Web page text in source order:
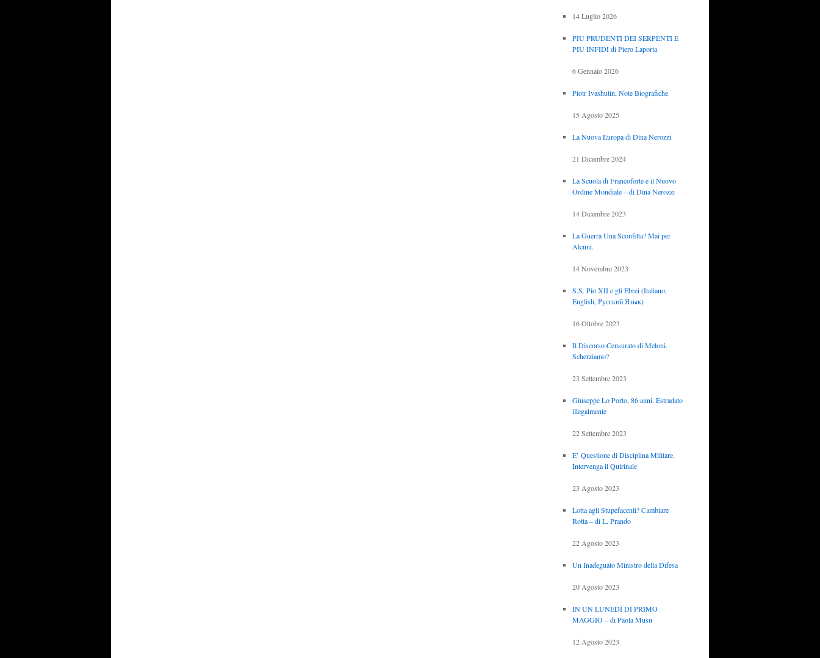
14 Luglio 2026
PIÙ PRUDENTI DEI SERPENTI E
PIÙ INFIDI di Piero Laporta
6 Gennaio 2026
Piotr Ivashutin, Note Biografiche
15 Agosto 2025
La Nuova Europa di Dina Nerozzi
21 Dicembre 2024
La Scuola di Francoforte e il Nuovo
Ordine Mondiale – di Dina Nerozzi
14 Dicembre 2023
La Guerra Una Sconfitta? Mai per
Alcuni.
14 Novembre 2023
S.S. Pio XII e gli Ebrei (Italiano,
English, Русский Язык)
16 Ottobre 2023
Il Discorso Censurato di Meloni.
Scherziamo?
23 Settembre 2023
Giuseppe Lo Porto, 86 anni. Estradato
illegalmente
22 Settembre 2023
E’ Questione di Disciplina Militare.
Intervenga il Quirinale
23 Agosto 2023
Lotta agli Stupefacenti? Cambiare
Rotta – di L. Prando
22 Agosto 2023
Un Inadeguato Ministro della Difesa
20 Agosto 2023
IN UN LUNEDÌ DI PRIMO
MAGGIO – di Paola Musu
12 Agosto 2023